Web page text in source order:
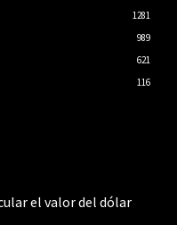
1281
989
621
116
el valor del dólar